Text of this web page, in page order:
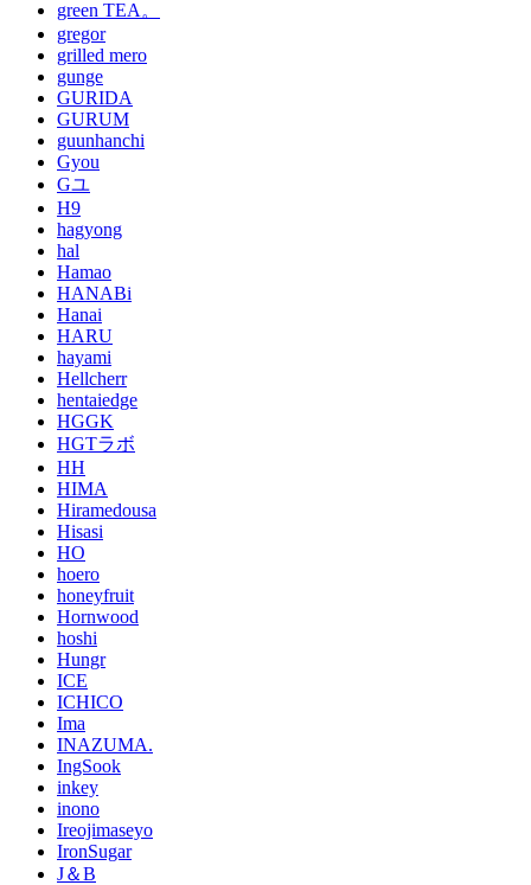
green TEA。
gregor
grilled mero
gunge
GURIDA
GURUM
guunhanchi
Gyou
Gユ
H9
hagyong
hal
Hamao
HANABi
Hanai
HARU
hayami
Hellcherr
hentaiedge
HGGK
HGTラボ
HH
HIMA
Hiramedousa
Hisasi
HO
hoero
honeyfruit
Hornwood
hoshi
Hungr
ICE
ICHICO
Ima
INAZUMA.
IngSook
inkey
inono
Ireojimaseyo
IronSugar
J＆B